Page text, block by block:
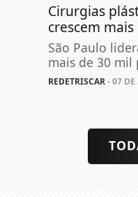
Cirurgias
crescem
São Paulo
mais de 30 mil
REDETRISCAR- 07 DE